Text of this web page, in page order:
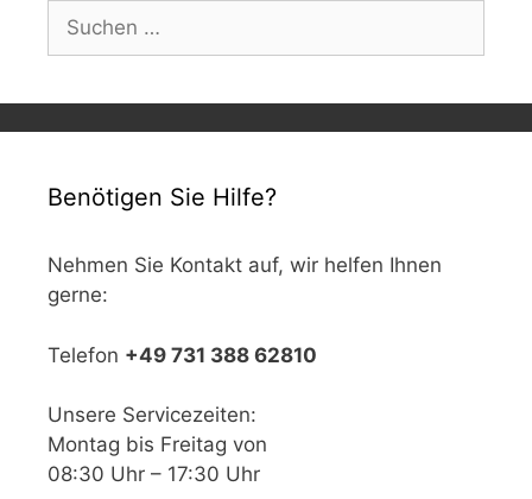
Suchen
nach:
Benötigen Sie Hilfe?
Nehmen Sie Kontakt auf, wir helfen Ihnen
gerne:
Telefon +49 731 388 62810
Unsere Servicezeiten:
Montag bis Freitag von
08:30 Uhr – 17:30 Uhr